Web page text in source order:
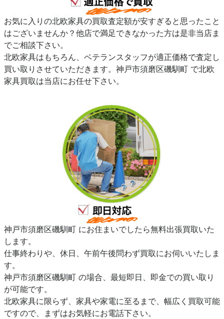
お気に入りの北欧家具の買取査定額が安すぎると思ったこと
はございませんか？他店で満足できなかった方は是非当店ま
でご相談下さい。
北欧家具はもちろん、ベテランスタッフが適正価格で査定し
買い取りさせていただきます。神戸市須磨区磯馴町 で北欧
家具買取は当店にお任せ下さい。
神戸市須磨区磯馴町 にお住まいでしたら無料出張買取いた
します。
仕事終わりや、休日、午前午後問わず買取にお伺いいたしま
す。
神戸市須磨区磯馴町 の場合、最短即日、即金での買い取り
が可能です。
北欧家具に限らず、家具や家電に至るまで、幅広く買取可能
ですので、まずはお気軽にお電話下さい。